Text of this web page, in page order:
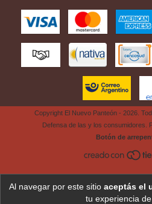
Al navegar por este sitio aceptás el
tu experiencia de
Copyright El Nuevo Panteón - 2026.
Defensa de las y los consumidores.
Botón de